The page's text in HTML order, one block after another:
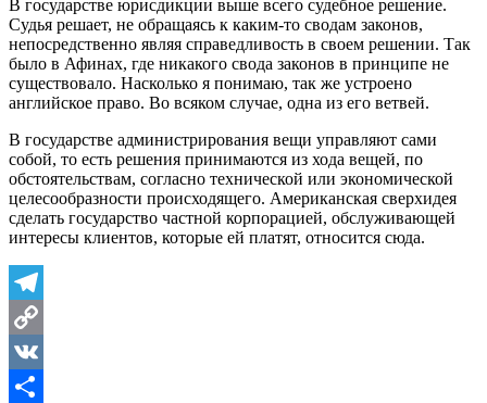
В государстве юрисдикции выше всего судебное решение.
Судья решает, не обращаясь к каким-то сводам законов,
непосредственно являя справедливость в своем решении. Так
было в Афинах, где никакого свода законов в принципе не
существовало. Насколько я понимаю, так же устроено
английское право. Во всяком случае, одна из его ветвей.
В государстве администрирования вещи управляют сами
собой, то есть решения принимаются из хода вещей, по
обстоятельствам, согласно технической или экономической
целесообразности происходящего. Американская сверхидея
сделать государство частной корпорацией, обслуживающей
интересы клиентов, которые ей платят, относится сюда.
Telegram
Copy
Link
VK